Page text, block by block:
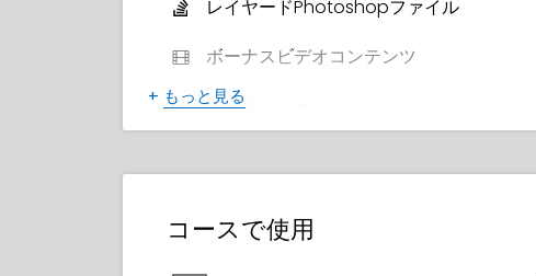
レイヤードPhotoshopファイル
ボーナスビデオコンテンツ
19 参照イメージ
+ もっと見る
コースで使用